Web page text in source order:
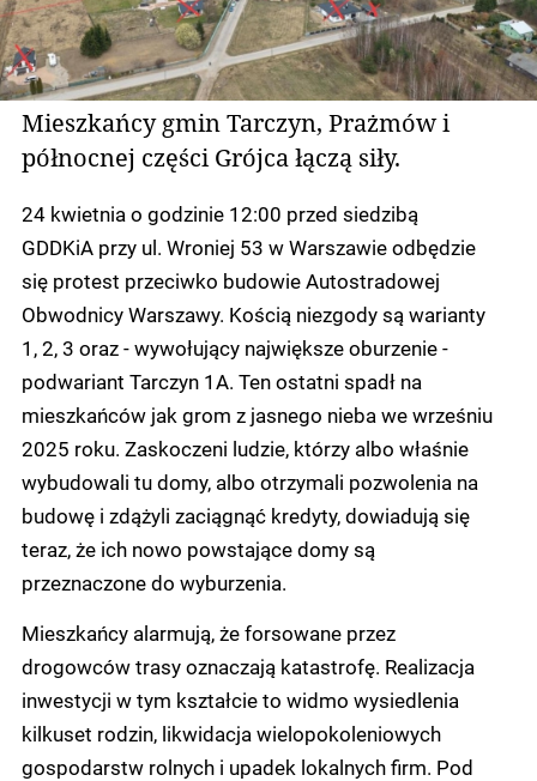
Mieszkańcy gmin Tarczyn, Prażmów i
północnej części Grójca łączą siły.
24 kwietnia o godzinie 12:00 przed siedzibą
GDDKiA przy ul. Wroniej 53 w Warszawie odbędzie
się protest przeciwko budowie Autostradowej
Obwodnicy Warszawy. Kością niezgody są warianty
1, 2, 3 oraz - wywołujący największe oburzenie -
podwariant Tarczyn 1A. Ten ostatni spadł na
mieszkańców jak grom z jasnego nieba we wrześniu
2025 roku. Zaskoczeni ludzie, którzy albo właśnie
wybudowali tu domy, albo otrzymali pozwolenia na
budowę i zdążyli zaciągnąć kredyty, dowiadują się
teraz, że ich nowo powstające domy są
przeznaczone do wyburzenia.
Mieszkańcy alarmują, że forsowane przez
drogowców trasy oznaczają katastrofę. Realizacja
inwestycji w tym kształcie to widmo wysiedlenia
kilkuset rodzin, likwidacja wielopokoleniowych
gospodarstw rolnych i upadek lokalnych firm. Pod